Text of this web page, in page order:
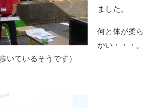
ました。
何と体が柔ら
かい・・・。
いているそうです）